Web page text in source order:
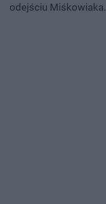
odejściu Miśkowiaka.